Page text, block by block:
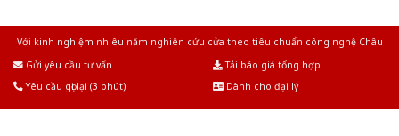
Với kinh nghiệm nhiêu năm nghiên cứu cửa theo tiêu chuẩn công nghệ Châu
Gửi yêu cầu tư vấn
Tải báo giá tổng hợp
Yêu cầu gọi lại (3 phút)
Dành cho đại lý